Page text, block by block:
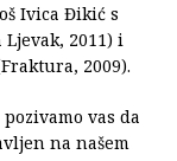
Ivica Đikić s
2011) i
2009).
vas da
na našem